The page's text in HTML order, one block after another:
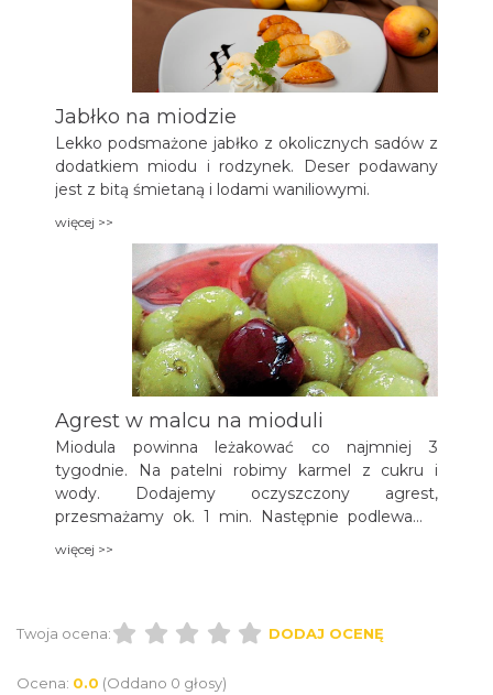
Jabłko na miodzie
Lekko podsmażone jabłko z okolicznych sadów z
dodatkiem miodu i rodzynek. Deser podawany
jest z bitą śmietaną i lodami waniliowymi.
więcej >>
Agrest w malcu na mioduli
Miodula powinna leżakować co najmniej 3
tygodnie. Na patelni robimy karmel z cukru i
wody. Dodajemy oczyszczony agrest,
przesmażamy ok. 1 min. Następnie podlewamy
więcej >>
Twoja ocena: DODAJ OCENĘ
Ocena: 0.0 (Oddano 0 głosy)